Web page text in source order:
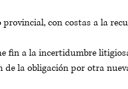
con costas a la
fin a la incertidumbre
la obligación por otra